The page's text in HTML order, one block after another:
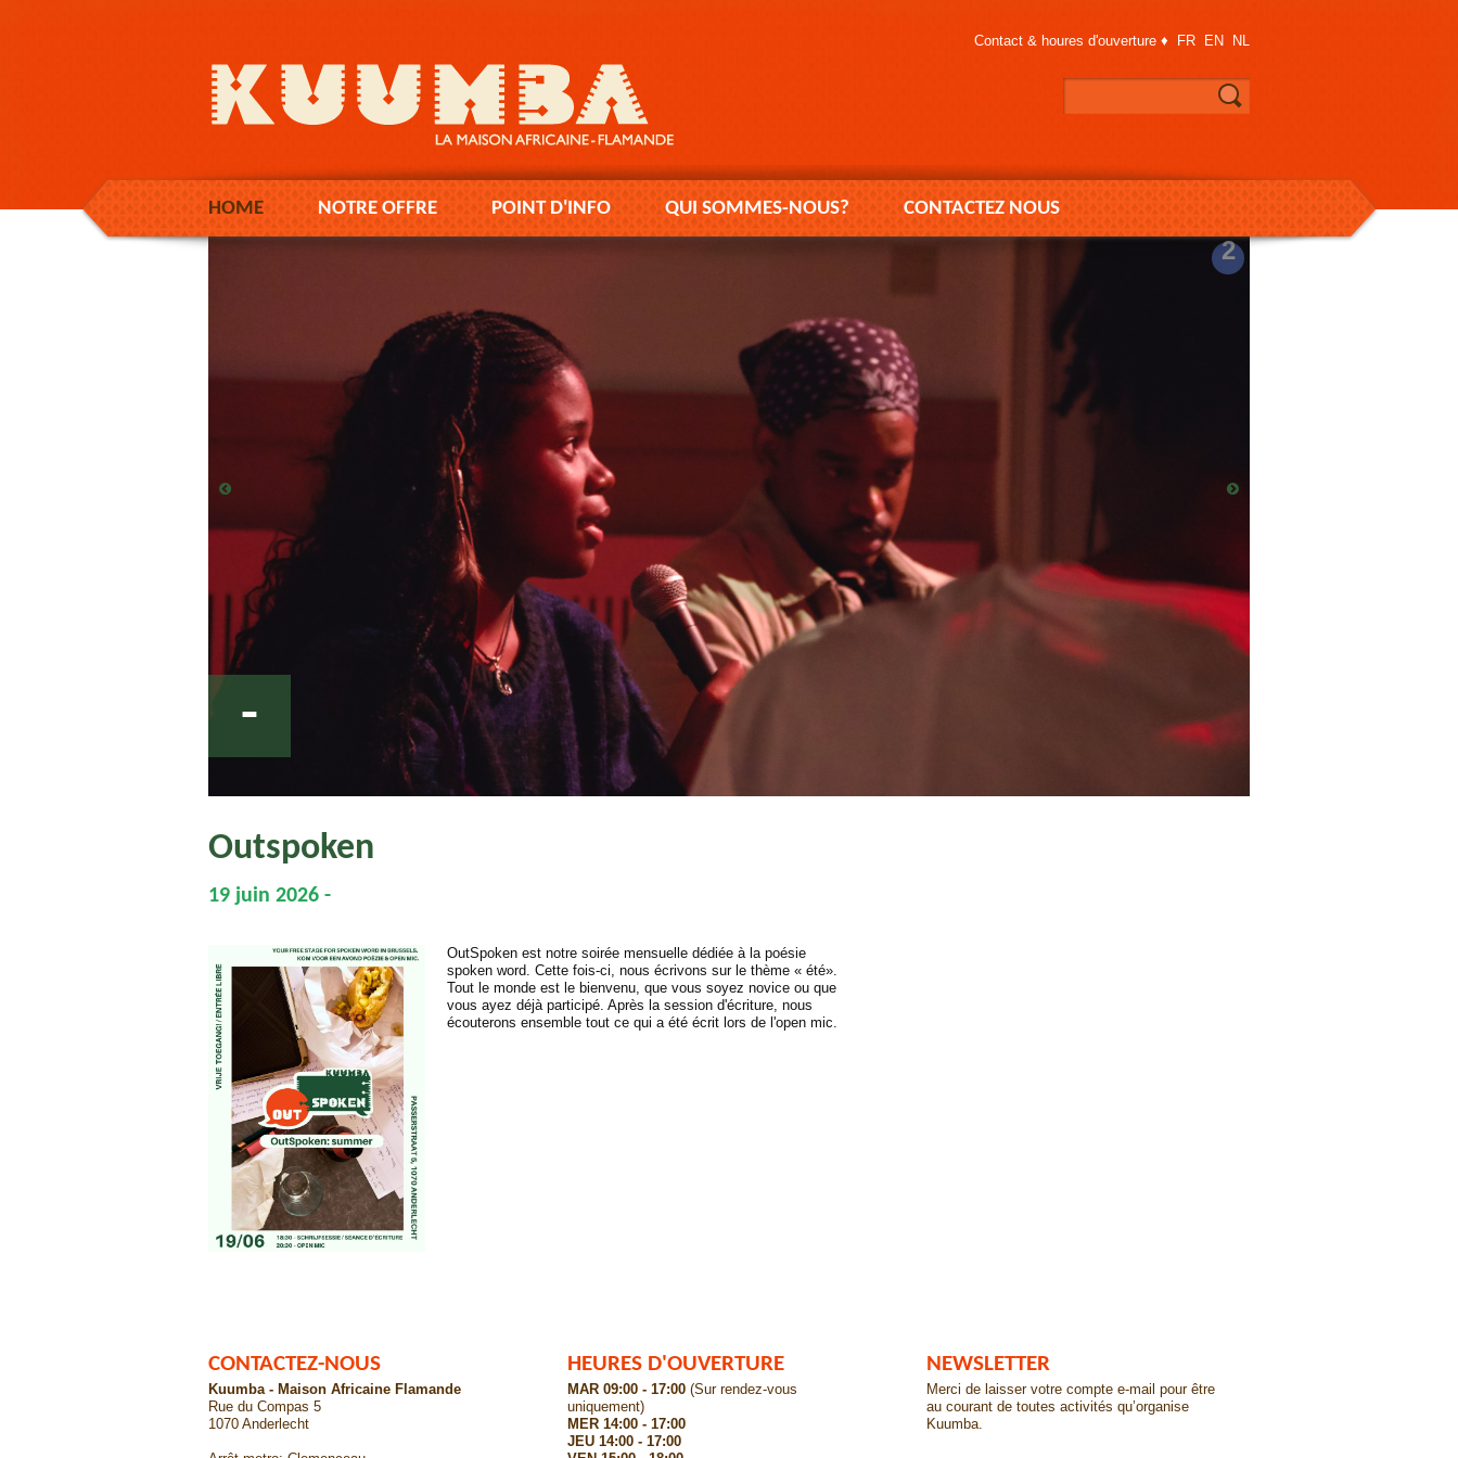
HOME NOTRE OFFRE POINT D'INFO QUI SOMMES-NOUS? CONTACTEZ NOUS
Contact & houres d'ouverture ♦ FR EN NL
2
-
Outspoken
19 juin 2026 -
OutSpoken est notre soirée mensuelle dédiée à la poésie
spoken word. Cette fois-ci, nous écrivons sur le thème « été».
Tout le monde est le bienvenu, que vous soyez novice ou que
vous ayez déjà participé. Après la session d'écriture, nous
écouterons ensemble tout ce qui a été écrit lors de l'open mic.
CONTACTEZ-NOUS
Kuumba - Maison Africaine Flamande
Rue du Compas 5
1070 Anderlecht
HEURES D'OUVERTURE
MAR 09:00 - 17:00 (Sur rendez-vous
uniquement)
MER 14:00 - 17:00
JEU 14:00 - 17:00
NEWSLETTER
Merci de laisser votre compte e-mail pour être
au courant de toutes activités qu’organise
Kuumba.